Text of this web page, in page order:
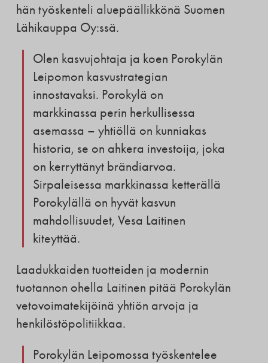
hän työskenteli aluepäällikkönä Suomen
Lähikauppa Oy:ssä.
Olen kasvujohtaja ja koen Porokylän
Leipomon kasvustrategian
innostavaksi. Porokylä on
markkinassa perin herkullisessa
asemassa – yhtiöllä on kunniakas
historia, se on ahkera investoija, joka
on kerryttänyt brändiarvoa.
Sirpaleisessa markkinassa ketterällä
Porokylällä on hyvät kasvun
mahdollisuudet, Vesa Laitinen
kiteyttää.
Laadukkaiden tuotteiden ja modernin
tuotannon ohella Laitinen pitää Porokylän
vetovoimatekijöinä yhtiön arvoja ja
henkilöstöpolitiikkaa.
Porokylän Leipomossa työskentelee